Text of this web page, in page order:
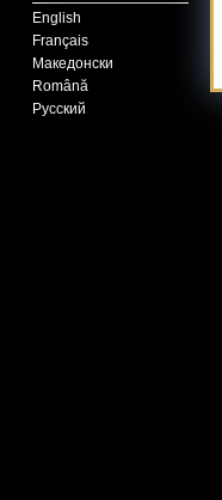
English
Français
Македонски
Română
Русский